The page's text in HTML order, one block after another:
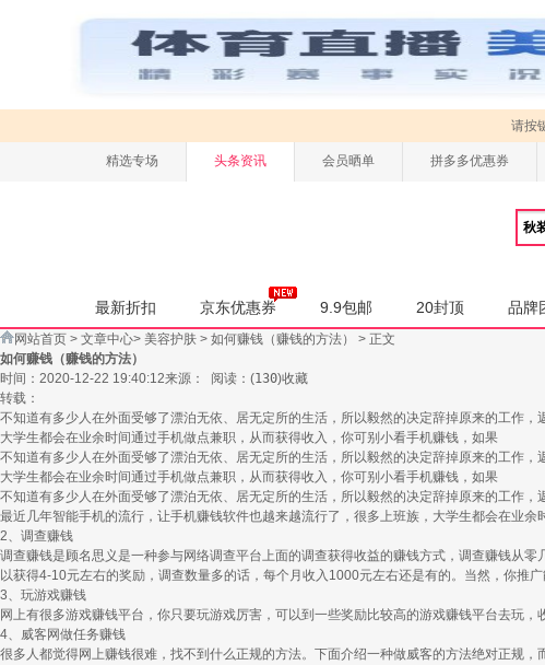
请按
精选专场 头条资讯 会员晒单 拼多多优惠券
最新折扣 京东优惠券 9.9包邮 20封顶 品牌
网站首页 > 文章中心> 美容护肤 > 如何赚钱（赚钱的方法）
> 正文
如何赚钱（赚钱的方法）
时间：2020-12-22 19:40:12来源： 阅读： (130)收藏
转载：
不知道有多少人在外面受够了漂泊无依、居无定所的生活，所以毅然的决定辞掉原来的工作
大学生都会在业余时间通过手机做点兼职，从而获得收入，你可别小看手机赚钱，如果
不知道有多少人在外面受够了漂泊无依、居无定所的生活，所以毅然的决定辞掉原来的工作
大学生都会在业余时间通过手机做点兼职，从而获得收入，你可别小看手机赚钱，如果
不知道有多少人在外面受够了漂泊无依、居无定所的生活，所以毅然的决定辞掉原来的工作
最近几年智能手机的流行，让手机赚钱软件也越来越流行了，很多上班族，大学生都会在业
2、调查赚钱
调查赚钱是顾名思义是一种参与网络调查平台上面的调查获得收益的赚钱方式，调查赚钱从
以获得4-10元左右的奖励，调查数量多的话，每个月收入1000元左右还是有的。当然，你推广
3、玩游戏赚钱
网上有很多游戏赚钱平台，你只要玩游戏厉害，可以到一些奖励比较高的游戏赚钱平台去玩，
4、威客网做任务赚钱
很多人都觉得网上赚钱很难，找不到什么正规的方法。下面介绍一种做威客的方法绝对正规，